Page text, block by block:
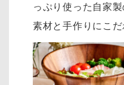
っぷり使った自家
素材と手作りにこだ